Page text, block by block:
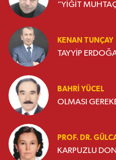
“YİĞİT
KENAN TUNÇAY
TAYYİP
BAHRI YÜCEL
OLMASI
PROF. DR.
KARPUZLU